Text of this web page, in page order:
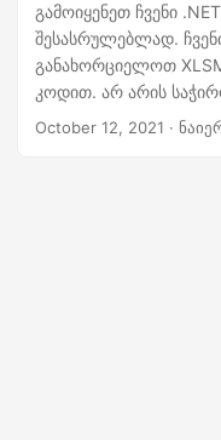
გამოიყენეთ ჩვენი
შესასრულებლად.
განახორციელოთ
კოდით. არ არის
ჩამოტვირთვა ან
October 12, 2021 ·